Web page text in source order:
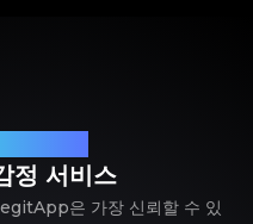
정 서비스
은 가장 신뢰할 수 있